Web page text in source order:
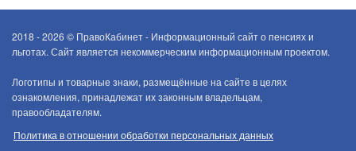
2018 - 2026 © ПравоКабинет - Информационный сайт о пенсиях и
льготах. Сайт является некоммерческим информационным проектом.
Логотипы и товарные знаки, размещённые на сайте в целях
ознакомления, принадлежат их законным владельцам,
правообладателям.
Политика в отношении обработки персональных данных